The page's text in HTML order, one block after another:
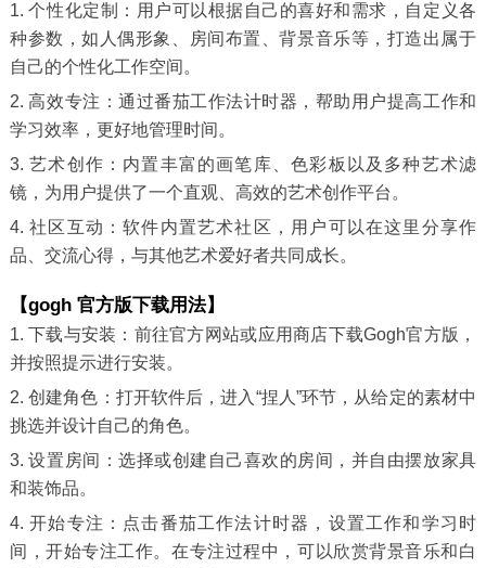
1. 个性化定制：用户可以根据自己的喜好和需求，自定义各
种参数，如人偶形象、房间布置、背景音乐等，打造出属于
自己的个性化工作空间。
2. 高效专注：通过番茄工作法计时器，帮助用户提高工作和
学习效率，更好地管理时间。
3. 艺术创作：内置丰富的画笔库、色彩板以及多种艺术滤
镜，为用户提供了一个直观、高效的艺术创作平台。
4. 社区互动：软件内置艺术社区，用户可以在这里分享作
品、交流心得，与其他艺术爱好者共同成长。
【gogh 官方版下载用法】
1. 下载与安装：前往官方网站或应用商店下载Gogh官方版，
并按照提示进行安装。
2. 创建角色：打开软件后，进入“捏人”环节，从给定的素材中
挑选并设计自己的角色。
3. 设置房间：选择或创建自己喜欢的房间，并自由摆放家具
和装饰品。
4. 开始专注：点击番茄工作法计时器，设置工作和学习时
间，开始专注工作。在专注过程中，可以欣赏背景音乐和白